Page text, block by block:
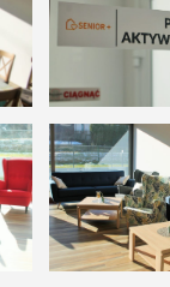
POKAŻ SZCZEGÓŁY